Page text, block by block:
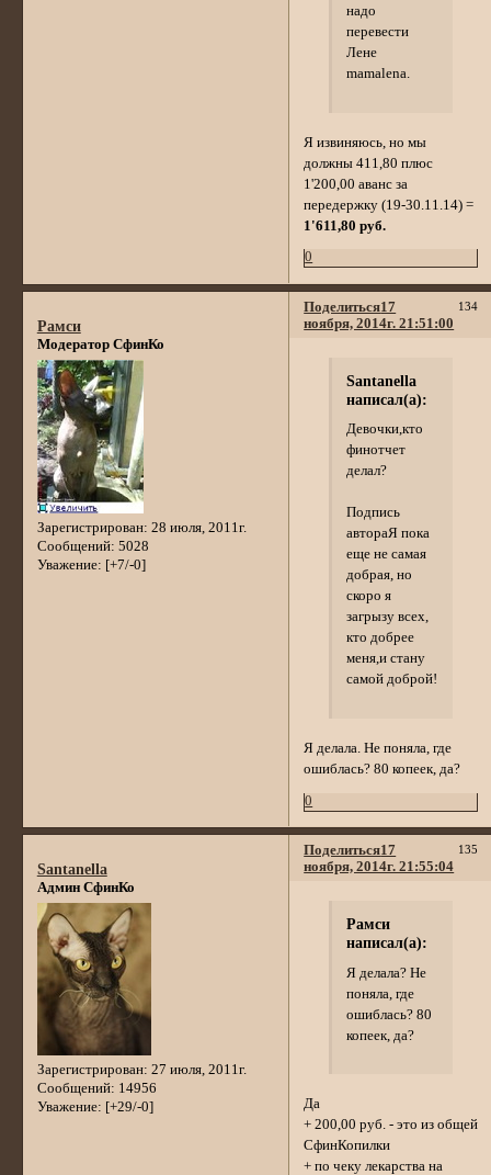
надо
перевести
Лене
mamalena.
Я извиняюсь, но мы
должны 411,80 плюс
1'200,00 аванс за
передержку (19-30.11.14) =
1'611,80 руб.
0
Поделиться 134
17
ноября, 2014г. 21:51:00
Рамси
Модератор СфинКо
Зарегистрирован: 28 июля, 2011г.
Сообщений: 5028
Уважение: [+7/-0]
Santanella
написал(а):
Девочки,кто
финотчет
делал?
Подпись
автораЯ пока
еще не самая
добрая, но
скоро я
загрызу всех,
кто добрее
меня,и стану
самой доброй!
Я делала. Не поняла, где
ошиблась? 80 копеек, да?
0
Поделиться 135
17
ноября, 2014г. 21:55:04
Santanella
Админ СфинКо
Зарегистрирован: 27 июля, 2011г.
Сообщений: 14956
Уважение: [+29/-0]
Рамси
написал(а):
Я делала? Не
поняла, где
ошиблась? 80
копеек, да?
Да
+ 200,00 руб. - это из общей
СфинКопилки
+ по чеку лекарства на